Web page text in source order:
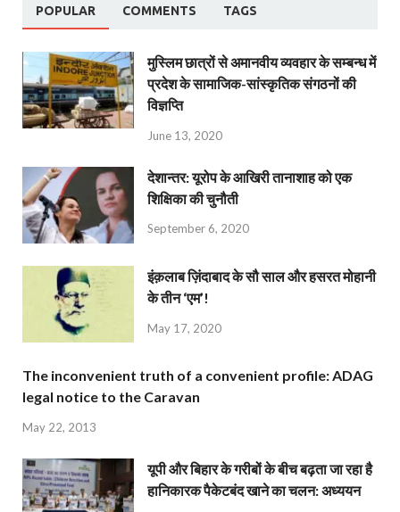
POPULAR COMMENTS TAGS
मुस्लिम छात्रों से अमानवीय व्यवहार के सम्बन्ध में
प्रदेश के सामाजिक-सांस्कृतिक संगठनों की
विज्ञप्ति
June 13, 2020
देशान्‍तर: यूरोप के आखिरी तानाशाह को एक
शिक्षिका की चुनौती
September 6, 2020
इंक़लाब ज़िंदाबाद के सौ साल और हसरत मोहानी
के तीन ‘एम’!
May 17, 2020
The inconvenient truth of a convenient profile: ADAG
legal notice to the Caravan
May 22, 2013
यूपी और बिहार के गरीबों के बीच बढ़ता जा रहा है
हानिकारक पैकेटबंद खाने का चलन: अध्ययन